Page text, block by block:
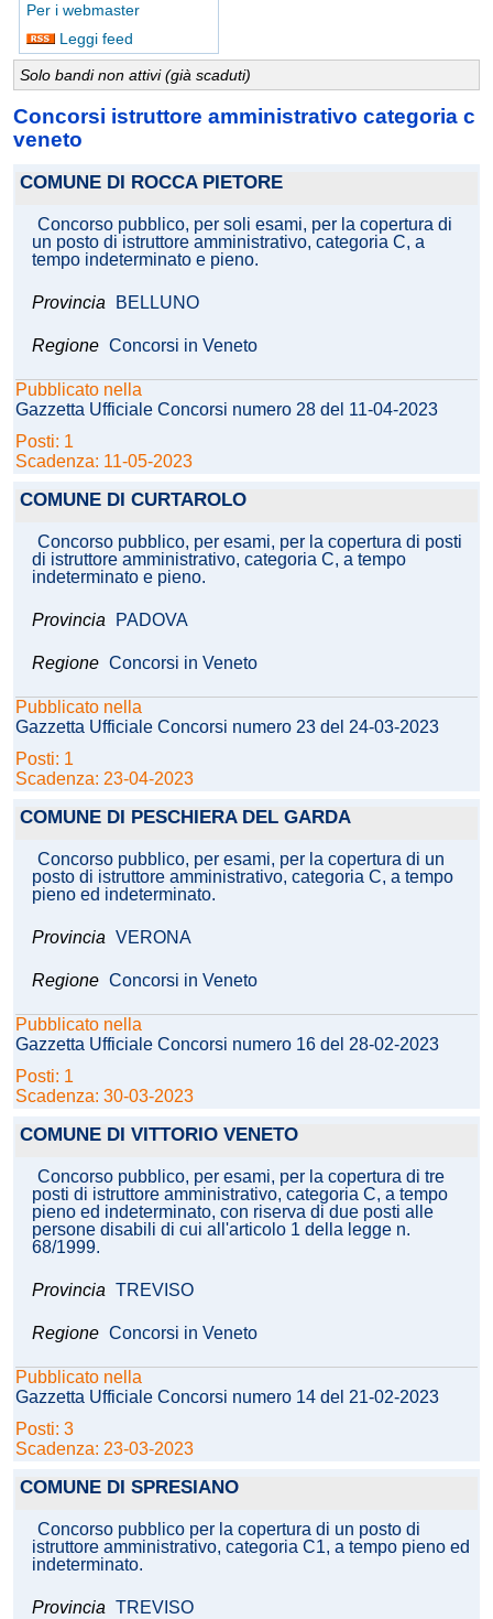
Per i webmaster
Leggi feed
Solo bandi non attivi (già scaduti)
Concorsi istruttore amministrativo categoria c
veneto
COMUNE DI ROCCA PIETORE
Concorso pubblico, per soli esami, per la copertura di
un posto di istruttore amministrativo, categoria C, a
tempo indeterminato e pieno.
Provincia BELLUNO
Regione Concorsi in Veneto
Pubblicato nella
Gazzetta Ufficiale Concorsi numero 28 del 11-04-2023
Posti: 1
Scadenza: 11-05-2023
COMUNE DI CURTAROLO
Concorso pubblico, per esami, per la copertura di posti
di istruttore amministrativo, categoria C, a tempo
indeterminato e pieno.
Provincia PADOVA
Regione Concorsi in Veneto
Pubblicato nella
Gazzetta Ufficiale Concorsi numero 23 del 24-03-2023
Posti: 1
Scadenza: 23-04-2023
COMUNE DI PESCHIERA DEL GARDA
Concorso pubblico, per esami, per la copertura di un
posto di istruttore amministrativo, categoria C, a tempo
pieno ed indeterminato.
Provincia VERONA
Regione Concorsi in Veneto
Pubblicato nella
Gazzetta Ufficiale Concorsi numero 16 del 28-02-2023
Posti: 1
Scadenza: 30-03-2023
COMUNE DI VITTORIO VENETO
Concorso pubblico, per esami, per la copertura di tre
posti di istruttore amministrativo, categoria C, a tempo
pieno ed indeterminato, con riserva di due posti alle
persone disabili di cui all'articolo 1 della legge n.
68/1999.
Provincia TREVISO
Regione Concorsi in Veneto
Pubblicato nella
Gazzetta Ufficiale Concorsi numero 14 del 21-02-2023
Posti: 3
Scadenza: 23-03-2023
COMUNE DI SPRESIANO
Concorso pubblico per la copertura di un posto di
istruttore amministrativo, categoria C1, a tempo pieno ed
indeterminato.
Provincia TREVISO